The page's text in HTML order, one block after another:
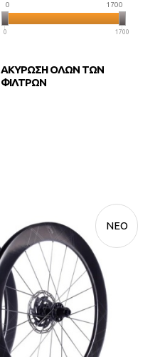
0 1700
0 1700
ΑΚΥΡΩΣΗ ΟΛΩΝ ΤΩΝ
ΦΙΛΤΡΩΝ
ΝΕΟ